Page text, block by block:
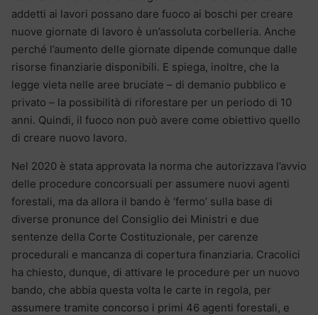
addetti ai lavori possano dare fuoco ai boschi per creare
nuove giornate di lavoro è un’assoluta corbelleria. Anche
perché l’aumento delle giornate dipende comunque dalle
risorse finanziarie disponibili. E spiega, inoltre, che la
legge vieta nelle aree bruciate – di demanio pubblico e
privato – la possibilità di riforestare per un periodo di 10
anni. Quindi, il fuoco non può avere come obiettivo quello
di creare nuovo lavoro.
Nel 2020 è stata approvata la norma che autorizzava l’avvio
delle procedure concorsuali per assumere nuovi agenti
forestali, ma da allora il bando è ‘fermo’ sulla base di
diverse pronunce del Consiglio dei Ministri e due
sentenze della Corte Costituzionale, per carenze
procedurali e mancanza di copertura finanziaria. Cracolici
ha chiesto, dunque, di attivare le procedure per un nuovo
bando, che abbia questa volta le carte in regola, per
assumere tramite concorso i primi 46 agenti forestali, e